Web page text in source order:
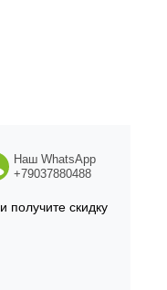
получите скидку
Наш WhatsApp
+79037880488